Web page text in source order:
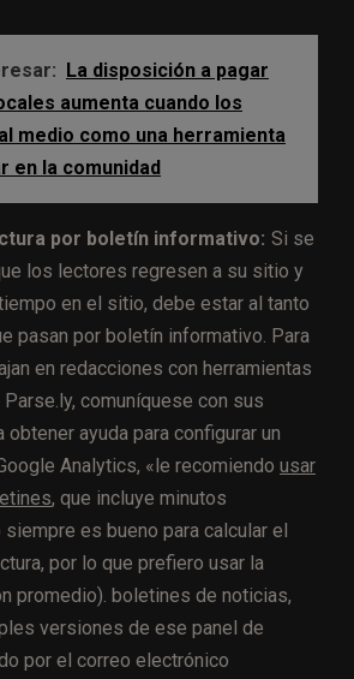
La disposición a pagar
aumenta cuando los
medio como una herramienta
en la comunidad
por boletín informativo: Si se
los lectores regresen a su sitio y
en el sitio, debe estar al tanto
pasan por boletín informativo. Para
en redacciones con herramientas
comuníquese con sus
ayuda para configurar un
Analytics, «le recomiendo usar
, que incluye minutos
es bueno para calcular el
por lo que prefiero usar la
promedio). boletines de noticias,
versiones de ese panel de
por el correo electrónico